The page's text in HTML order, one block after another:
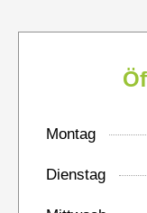
Montag
Dienstag